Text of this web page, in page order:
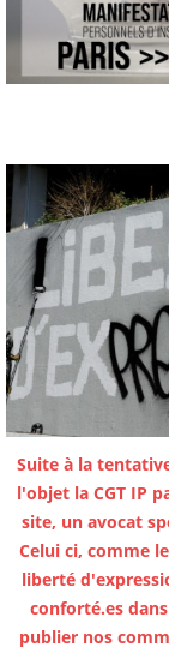
Suite à la
l'objet la CGT IP
site, un avocat
Celui ci, comme
liberté
conforté.es
publier nos